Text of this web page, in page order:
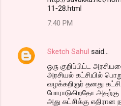
11-28.html
7:40 PM
Sketch Sahul said…
ஒரு குறிப்பிட்ட
அரசியல் கட்சியில்
வழக்கறிஞர் தனது
போராடுகிறதோ
அது கட்சிக்கு எதிரான